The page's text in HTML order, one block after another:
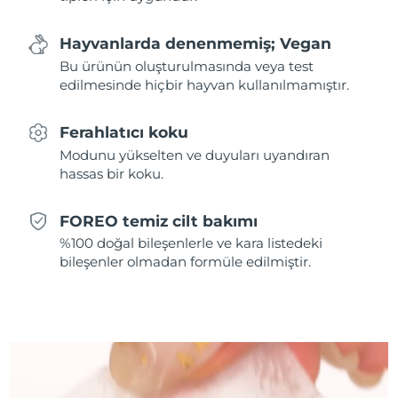
Hayvanlarda denenmemiş; Vegan
Bu ürünün oluşturulmasında veya test
edilmesinde hiçbir hayvan kullanılmamıştır.
Ferahlatıcı koku
Modunu yükselten ve duyuları uyandıran
hassas bir koku.
FOREO temiz cilt bakımı
%100 doğal bileşenlerle ve kara listedeki
bileşenler olmadan formüle edilmiştir.
Slovakya Tahmini teslim tarihi
Slovenya Tahmini teslim tarihi 8/9/26
Güney Afrika
Güney Kore Tahmini teslim tarihi
İsveç Tahmini teslim tarihi
Tahmini teslim tarihi 8/13/26